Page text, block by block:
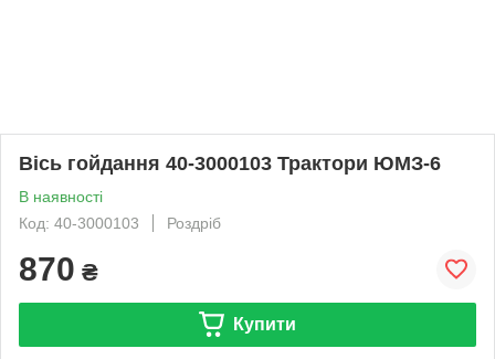
Вісь гойдання 40-3000103 Трактори ЮМЗ-6
В наявності
Код: 40-3000103
Роздріб
870 ₴
Купити